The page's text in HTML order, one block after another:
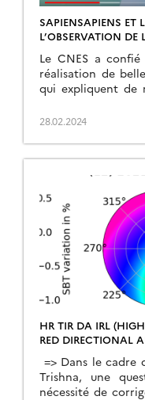
SAPIENSAPIENS ET
L’OBSERVATION DE
Le CNES a
réalisation de
qui expliquent de
d’observation de
d’avoir contribué
28.02.2024
HR TIR DA IRL
RED DIRECTIONAL
=> Dans le cadre
Trishna, une
nécessité de